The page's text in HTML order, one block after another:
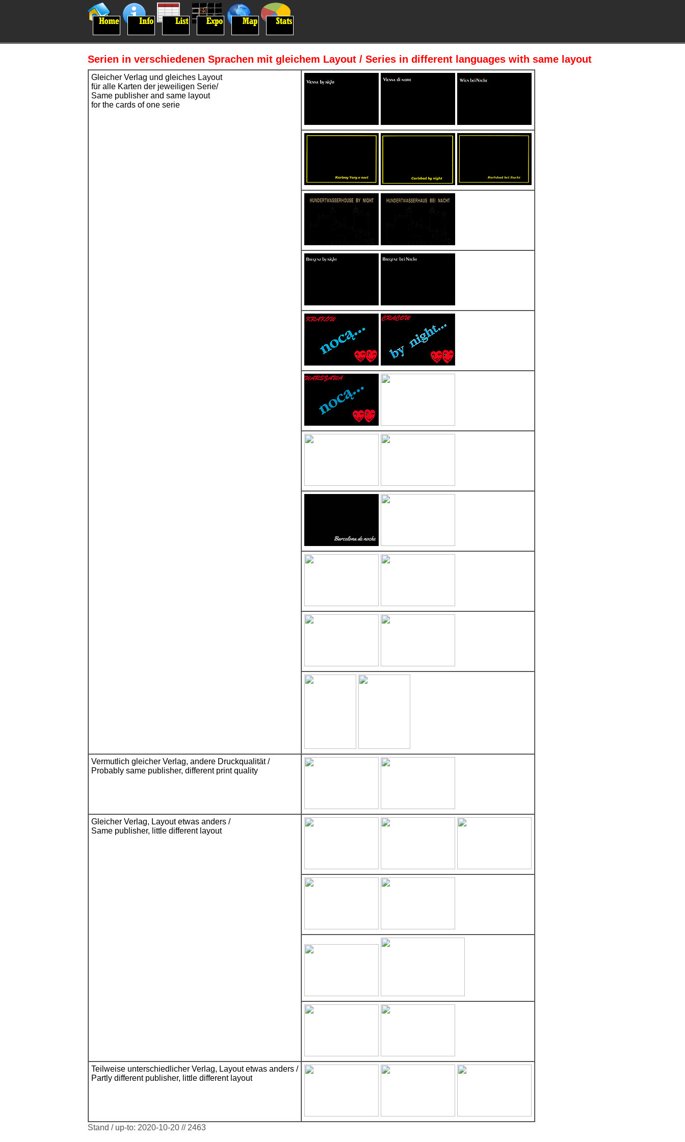
Serien in verschiedenen Sprachen mit gleichem Layout / Series in different languages with same layout
Gleicher Verlag und gleiches Layout
für alle Karten der jeweiligen Serie/
Same publisher and same layout
for the cards of one serie
Vermutlich gleicher Verlag, andere Druckqualität /
Probably same publisher, different print quality
Gleicher Verlag, Layout etwas anders /
Same publisher, little different layout
Teilweise unterschiedlicher Verlag, Layout etwas anders /
Partly different publisher, little different layout
Stand / up-to: 2020-10-20 // 2463